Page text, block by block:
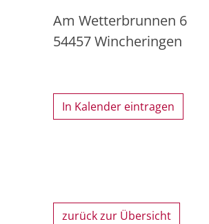
Am Wetterbrunnen 6
54457Wincheringen
In Kalender eintragen
zurück zur Übersicht